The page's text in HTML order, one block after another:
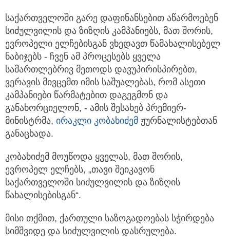
საქართველოში გარე დაფინანსებით აწარმოებენ
სიძულვილის და ზიზღის კამპანიებს, მათ შორის,
ევროპელი ელჩებისგან ვხედავთ წამახალისებელ
ნაბიჯებს - ჩვენ ამ პროცესებს ყველა
სამართლებრივ მეთოდს დავუპირისპირებთ,
ვერავის მივცემთ იმის საშუალებას, რომ ასეთი
კამპანიები წარმატებით დაგეგმონ და
განახორციელონ, - ამის შესახებ პრემიერ-
მინისტრმა, ირაკლი კობახიძემ ჟურნალისტებთან
განაცხადა.
კობახიძემ მოუწოდა ყველას, მათ შორის,
ევროპელ ელჩებს, „თავი შეიკავონ
საქართველოში სიძულვილის და ზიზღის
წახალისებისგან“.
მისი თქმით, ქართული საზოგადოებას სჭირდება
სიმშვიდე და სიძულვილის დასრულება.